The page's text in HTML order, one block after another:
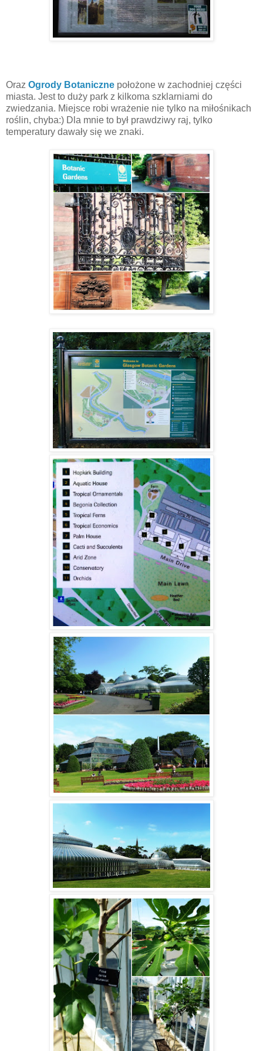
Oraz Ogrody Botaniczne położone w zachodniej części
miasta. Jest to duży park z kilkoma szklarniami do
zwiedzania. Miejsce robi wrażenie nie tylko na miłośnikach
roślin, chyba:) Dla mnie to był prawdziwy raj, tylko
temperatury dawały się we znaki.